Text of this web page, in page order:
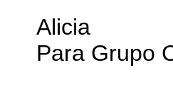
Alicia
Para Grupo